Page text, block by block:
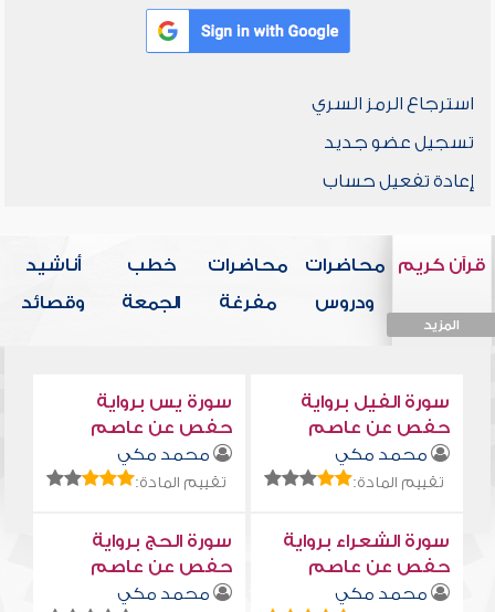
استرجاع الرمز السري
تسجيل عضو جديد
إعادة تفعيل حساب
قرآن كريم
المزيد
محاضرات
ودروس
محاضرات
مفرغة
خطب
الجمعة
أناشيد
وقصائد
سورة الفيل برواية
حفص عن عاصم
محمد مكي
تقييم المادة:
سورة يس برواية
حفص عن عاصم
محمد مكي
تقييم المادة:
سورة الشعراء برواية
حفص عن عاصم
محمد مكي
سورة الحج برواية
حفص عن عاصم
محمد مكي